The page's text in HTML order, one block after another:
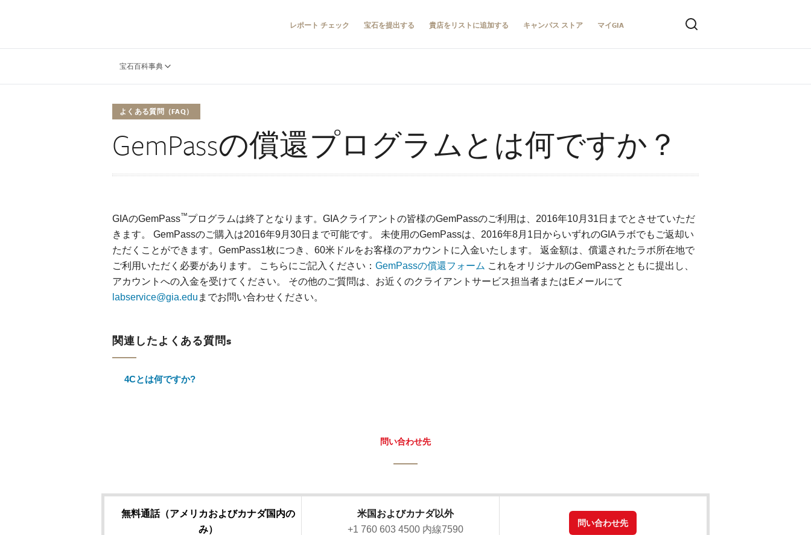
レポート チェック 宝石を提出する 貴店をリストに追加する キャンパス ストア マイGIA
宝石百科事典
よくある質問（FAQ）
GemPassの償還プログラムとは何ですか？
GIAのGemPass™プログラムは終了となります。GIAクライアントの皆様のGemPassのご利用は、2016年10月31日までとさせていただ
きます。 GemPassのご購入は2016年9月30日まで可能です。 未使用のGemPassは、2016年8月1日からいずれのGIAラボでもご返却い
ただくことができます。GemPass1枚につき、60米ドルをお客様のアカウントに入金いたします。 返金額は、償還されたラボ所在地で
ご利用いただく必要があります。 こちらにご記入ください： GemPassの償還フォーム これをオリジナルのGemPassとともに提出し、
アカウントへの入金を受けてください。 その他のご質問は、お近くのクライアントサービス担当者またはEメールにて
labservice@gia.edu までお問い合わせください。
関連したよくある質問s
4Cとは何ですか?
問い合わせ先
無料通話（アメリカおよびカナダ国内の
み）
米国およびカナダ以外
+1 760 603 4500 内線7590
問い合わせ先